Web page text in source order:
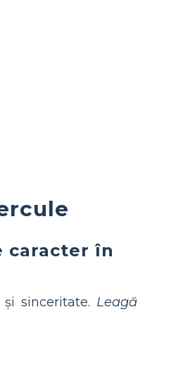
caracter în
sinceritate. Leagă